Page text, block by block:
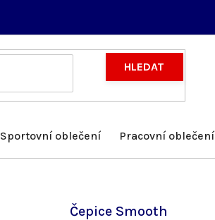
HLEDAT
Sportovní oblečení Pracovní oblečení
Čepice Smooth